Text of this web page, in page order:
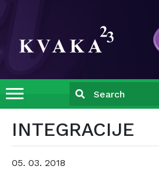
INTEGRACIJE
05. 03. 2018